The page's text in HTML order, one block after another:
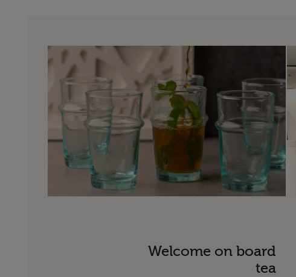
Welcome on board
tea